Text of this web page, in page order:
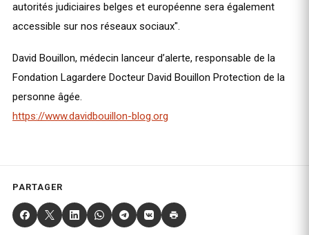
autorités judiciaires belges et européenne sera également
accessible sur nos réseaux sociaux".
David Bouillon, médecin lanceur d’alerte, responsable de la
Fondation Lagardere Docteur David Bouillon Protection de la
personne âgée.
https://www.davidbouillon-blog.org
PARTAGER